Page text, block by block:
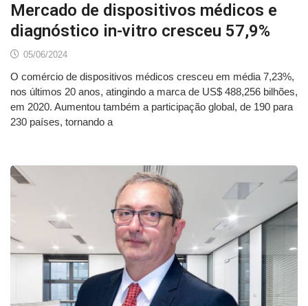
Mercado de dispositivos médicos e
diagnóstico in-vitro cresceu 57,9%
05/06/2024
O comércio de dispositivos médicos cresceu em média 7,23%,
nos últimos 20 anos, atingindo a marca de US$ 488,256 bilhões,
em 2020. Aumentou também a participação global, de 190 para
230 países, tornando a